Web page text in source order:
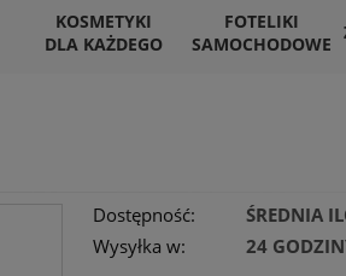
KOSMETYKI
DLA KAŻDEGO
FOTELIKI
SAMOCHODOWE
Dostępność:
ŚREDNIA
Wysyłka w:
24